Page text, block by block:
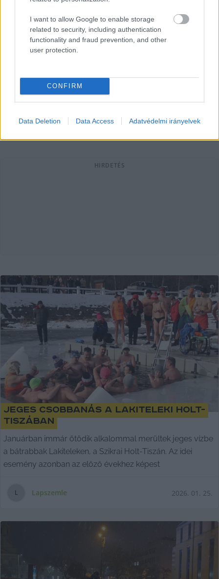
I want to allow Google to enable storage
related to security, including authentication
functionality and fraud prevention, and other
user protection.
CONFIRM
Data Deletion Data Access Adatvédelmi irányelvek
Így járt Lakitelek? Kevéssel lépik át
az adómentes 50 milliós határt,
be kell fizetniük 53,5 millió forint
szolidaritási hozzájárulást
Navracsics Tibor településfejlesztési minisztert, a tárca
vizsgálja felül vagy vonja vissza a
I Hraskó István 2026. 02. 04.
HIRDETÉS
Jeges csobbanás a lakiteleki Holt-
Tiszában
Januárban immár ötödik alkalommal merültek jeges vízbe
a bátrabbak Lakiteleken, a Szikrai Holt-Tiszán. Az idei
esemény azonban az előző évekhez képest
L Lapszemle 2026. 01. 25.